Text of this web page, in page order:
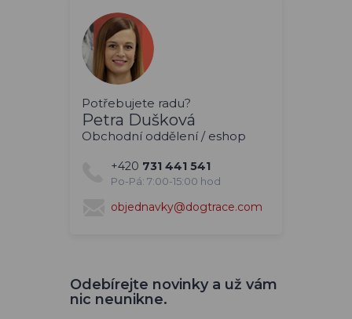
Potřebujete radu?
Petra Dušková
Obchodní oddělení / eshop
+420 731 441 541
Po-Pá: 7:00-15:00 hod
objednavky@dogtrace.com
Odebírejte novinky a už vám
nic neunikne.